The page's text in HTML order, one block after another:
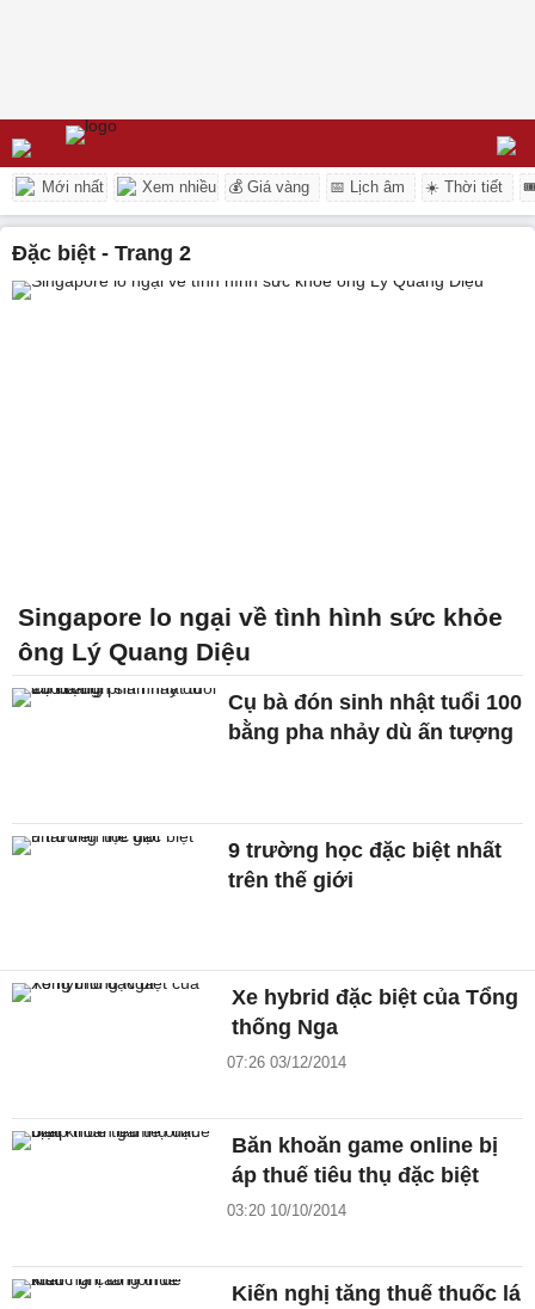
Mới nhất Xem nhiều 💰 Giá vàng 📅 Lịch âm ☀️ Thời tiết
đặc biệt - Trang 2
Singapore lo ngại về tình hình sức khỏe
ông Lý Quang Diệu
Cụ bà đón sinh nhật tuổi 100
bằng pha nhảy dù ấn tượng
9 trường học đặc biệt nhất
trên thế giới
Xe hybrid đặc biệt của Tổng
thống Nga
07:26 03/12/2014
Băn khoăn game online bị
áp thuế tiêu thụ đặc biệt
03:20 10/10/2014
Kiến nghị tăng thuế thuốc lá